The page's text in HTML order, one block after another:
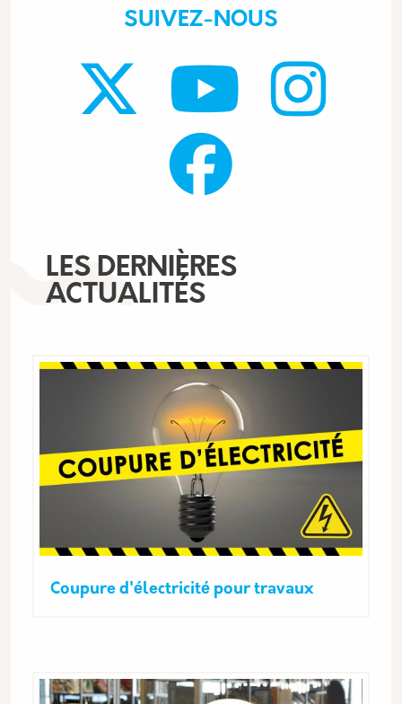
SUIVEZ-NOUS
LES DERNIÈRES
ACTUALITÉS
Coupure d'électricité pour travaux